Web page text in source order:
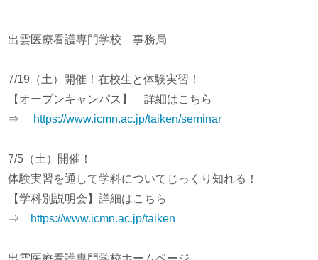
出雲医療看護専門学校 事務局
7/19（土）開催！在校生と体験実習！
【オープンキャンパス】 詳細はこちら
⇒
https://www.icmn.ac.jp/taiken/seminar
7/5（土）開催！
体験実習を通して学科についてじっくり知れる！
【学科別説明会】詳細はこちら
⇒
https://www.icmn.ac.jp/taiken